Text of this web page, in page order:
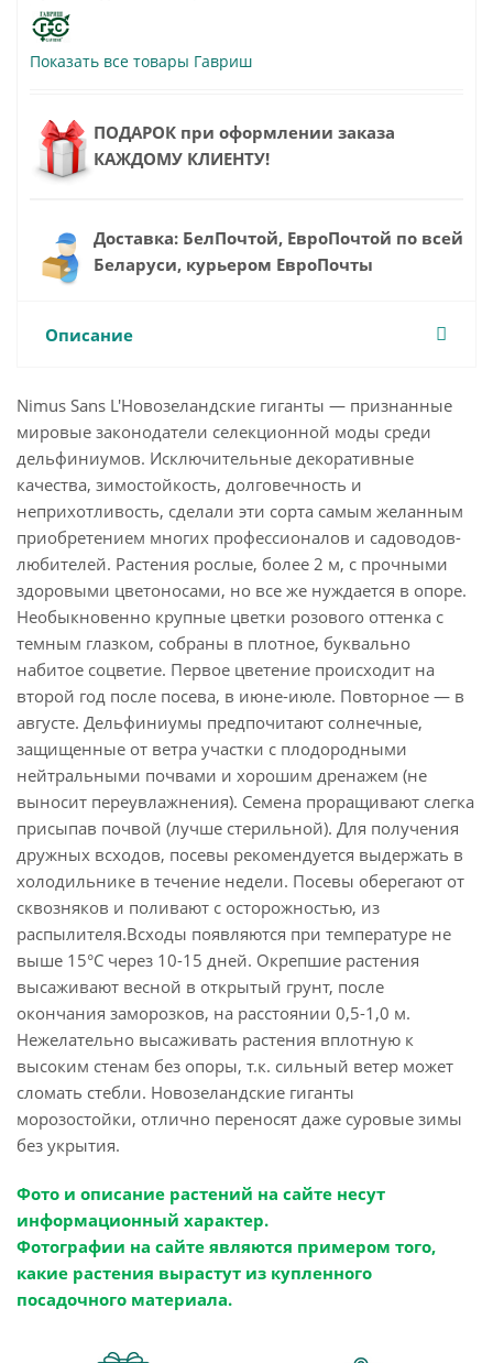
Показать все товары Гавриш
ПОДАРОК при оформлении заказа
КАЖДОМУ КЛИЕНТУ!
Доставка: БелПочтой, ЕвроПочтой по всей
Беларуси, курьером ЕвроПочты
Описание
Nimus Sans L'Новозеландские гиганты — признанные
мировые законодатели селекционной моды среди
дельфиниумов. Исключительные декоративные
качества, зимостойкость, долговечность и
неприхотливость, сделали эти сорта самым желанным
приобретением многих профессионалов и садоводов-
любителей. Растения рослые, более 2 м, с прочными
здоровыми цветоносами, но все же нуждается в опоре.
Необыкновенно крупные цветки розового оттенка с
темным глазком, собраны в плотное, буквально
набитое соцветие. Первое цветение происходит на
второй год после посева, в июне-июле. Повторное — в
августе. Дельфиниумы предпочитают солнечные,
защищенные от ветра участки с плодородными
нейтральными почвами и хорошим дренажем (не
выносит переувлажнения). Семена проращивают слегка
присыпав почвой (лучше стерильной). Для получения
дружных всходов, посевы рекомендуется выдержать в
холодильнике в течение недели. Посевы оберегают от
сквозняков и поливают с осторожностью, из
распылителя.Всходы появляются при температуре не
выше 15°С через 10-15 дней. Окрепшие растения
высаживают весной в открытый грунт, после
окончания заморозков, на расстоянии 0,5-1,0 м.
Нежелательно высаживать растения вплотную к
высоким стенам без опоры, т.к. сильный ветер может
сломать стебли. Новозеландские гиганты
морозостойки, отлично переносят даже суровые зимы
без укрытия.
Фото и описание растений на сайте несут
информационный характер.
Фотографии на сайте являются примером того,
какие растения вырастут из купленного
посадочного материала.